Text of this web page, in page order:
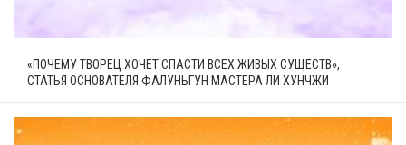
«ПОЧЕМУ ТВОРЕЦ ХОЧЕТ СПАСТИ ВСЕХ ЖИВЫХ СУЩЕСТВ»,
СТАТЬЯ ОСНОВАТЕЛЯ ФАЛУНЬГУН МАСТЕРА ЛИ ХУНЧЖИ